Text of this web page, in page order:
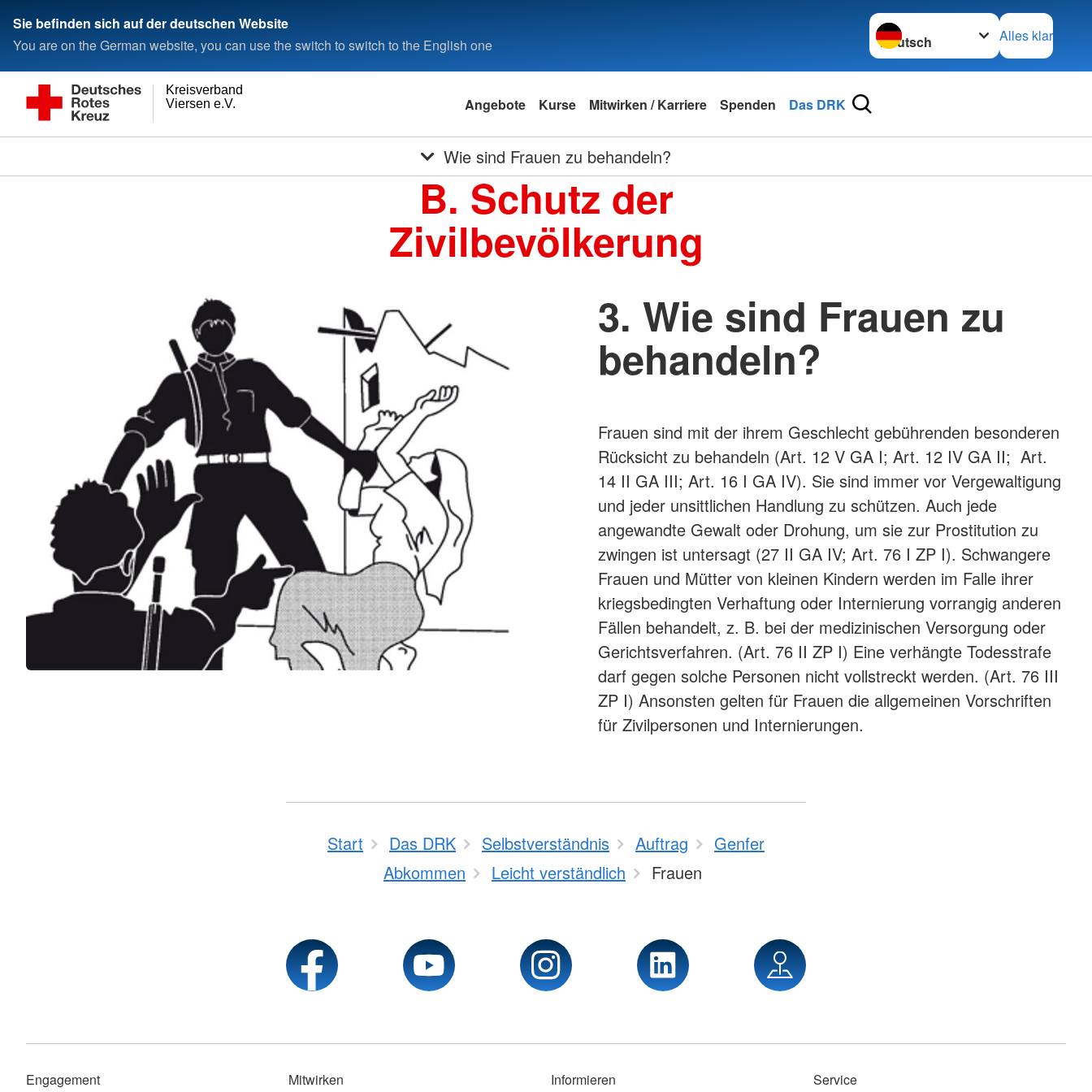
Sie befinden sich auf der deutschen Website
You are on the German website, you can use the switch to switch to the English one
Sprache wechseln zu
Alles klar
Viersen e.V.
Kreisverband
Angebote Kurse Mitwirken / Karriere Spenden Das DRK
Wie sind Frauen zu behandeln?
B. Schutz der
Zivilbevölkerung
3. Wie sind Frauen zu
behandeln?
Frauen sind mit der ihrem Geschlecht gebührenden besonderen
Rücksicht zu behandeln (Art. 12 V GA I; Art. 12 IV GA II; Art.
14 II GA III; Art. 16 I GA IV). Sie sind immer vor Vergewaltigung
und jeder unsittlichen Handlung zu schützen. Auch jede
angewandte Gewalt oder Drohung, um sie zur Prostitution zu
zwingen ist untersagt (27 II GA IV; Art. 76 I ZP I). Schwangere
Frauen und Mütter von kleinen Kindern werden im Falle ihrer
kriegsbedingten Verhaftung oder Internierung vorrangig anderen
Fällen behandelt, z. B. bei der medizinischen Versorgung oder
Gerichtsverfahren. (Art. 76 II ZP I) Eine verhängte Todesstrafe
darf gegen solche Personen nicht vollstreckt werden. (Art. 76 III
ZP I) Ansonsten gelten für Frauen die allgemeinen Vorschriften
für Zivilpersonen und Internierungen.
Start Das DRK Selbstverständnis Auftrag
Genfer
Abkommen
Leicht verständlich Frauen
Engagement Mitwirken Informieren Service